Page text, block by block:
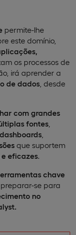
permite-lhe
este domínio,
os processos de
irá aprender a
de dados , desde
com grandes
fontes
que suportem
eficazes.
chave
preparar-se para
no